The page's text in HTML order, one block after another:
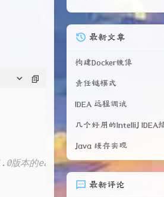
本的easypoi和高版本的poi同时
最新文章
构建Docker镜像
责任链模式
IDEA 远程调试
几个好用的IntelliJ IDEA
Java 缓存实现
最新评论